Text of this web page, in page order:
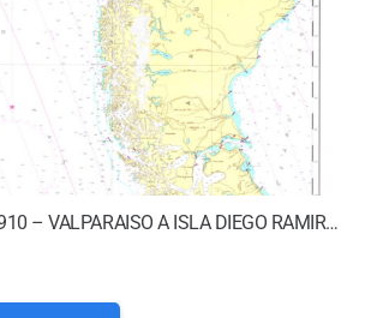
CARTA SHOA N° 910 – VALPARAISO A ISLA DIEGO RAMIREZ